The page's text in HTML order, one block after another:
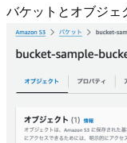
バケットとオブジェ